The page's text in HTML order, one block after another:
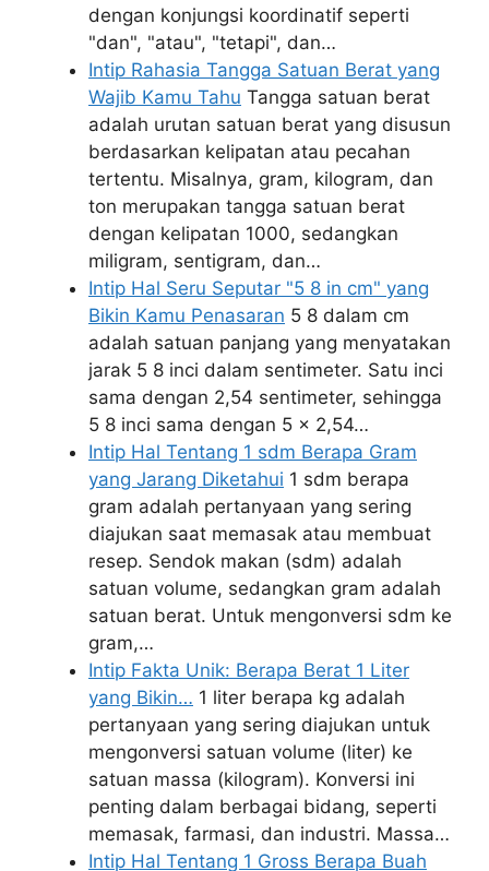
dengan konjungsi koordinatif seperti
"dan", "atau", "tetapi", dan…
Intip Rahasia Tangga Satuan Berat yang
Wajib Kamu Tahu Tangga satuan berat
adalah urutan satuan berat yang disusun
berdasarkan kelipatan atau pecahan
tertentu. Misalnya, gram, kilogram, dan
ton merupakan tangga satuan berat
dengan kelipatan 1000, sedangkan
miligram, sentigram, dan…
Intip Hal Seru Seputar "5 8 in cm" yang
Bikin Kamu Penasaran 5 8 dalam cm
adalah satuan panjang yang menyatakan
jarak 5 8 inci dalam sentimeter. Satu inci
sama dengan 2,54 sentimeter, sehingga
5 8 inci sama dengan 5 x 2,54…
Intip Hal Tentang 1 sdm Berapa Gram
yang Jarang Diketahui 1 sdm berapa
gram adalah pertanyaan yang sering
diajukan saat memasak atau membuat
resep. Sendok makan (sdm) adalah
satuan volume, sedangkan gram adalah
satuan berat. Untuk mengonversi sdm ke
gram,…
Intip Fakta Unik: Berapa Berat 1 Liter
yang Bikin… 1 liter berapa kg adalah
pertanyaan yang sering diajukan untuk
mengonversi satuan volume (liter) ke
satuan massa (kilogram). Konversi ini
penting dalam berbagai bidang, seperti
memasak, farmasi, dan industri. Massa…
Intip Hal Tentang 1 Gross Berapa Buah